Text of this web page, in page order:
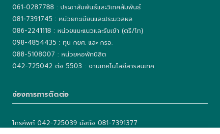
061-0287788 : ประชาสัมพันธ์และวิเทศสัมพันธ์
081-7391745 : หน่วยทะเบียนและประมวลผล
086-2241118 : หน่วยแนะแนวและรับเข้า (ตรี/โท)
098-4854435 : ทุน กยศ. และ กรอ.
088-5108007 : หน่วยหอพักนิสิต
042-725042 ต่อ 5503 : งานเทคโนโลยีสารสนเทศ
ช่องการการติดต่อ
โทรศัพท์ 042-725039 มือถือ 081-7391377